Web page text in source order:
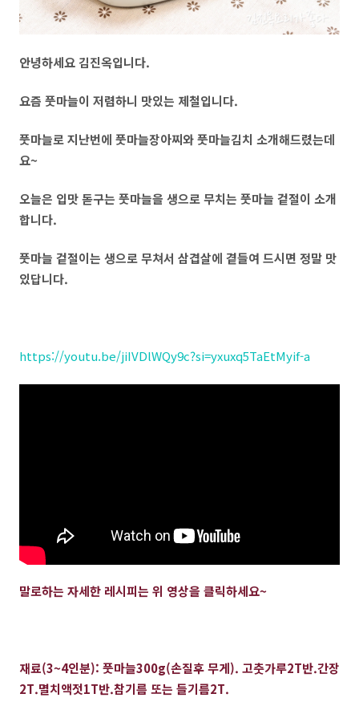
안녕하세요 김진옥입니다.
요즘 풋마늘이 저렴하니 맛있는 제철입니다.
풋마늘로 지난번에 풋마늘장아찌와 풋마늘김치 소개해드렸는데
요~
오늘은 입맛 돋구는 풋마늘을 생으로 무치는 풋마늘 겉절이 소개
합니다.
풋마늘 겉절이는 생으로 무쳐서 삼겹살에 곁들여 드시면 정말 맛
있답니다.
https://youtu.be/jiIVDlWQy9c?si=yxuxq5TaEtMyif-a
말로하는 자세한 레시피는 위 영상을 클릭하세요~
재료(3~4인분): 풋마늘300g(손질후 무게). 고춧가루2T반.간장
2T.멸치액젓1T반.참기름 또는 들기름2T.